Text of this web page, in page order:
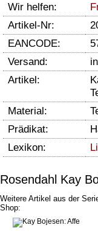
Wir helfen:
Artikel-Nr:
EANCODE:
Versand:
Artikel:
Material:
Prädikat:
Lexikon:
Rosendahl Kay
Weitere Artikel aus der
Shop: